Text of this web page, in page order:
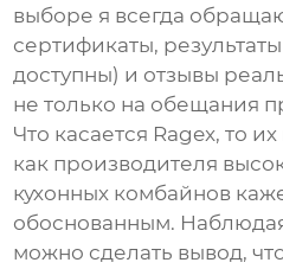
выборе я всегда
сертификаты,
доступны) и отзывы
не только на обещания
Что касается Ragex, то
как производителя
кухонных комбайнов
обоснованным.
можно сделать вывод,